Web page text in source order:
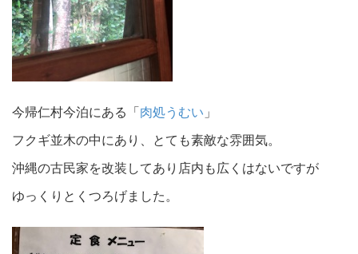
今帰仁村今泊にある「肉処うむい 」
フクギ並木の中にあり、とても素敵な雰囲気。
沖縄の古民家を改装してあり店内も広くはないですが
ゆっくりとくつろげました。